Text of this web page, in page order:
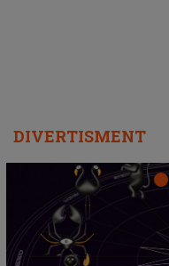
DIVERTISMENT